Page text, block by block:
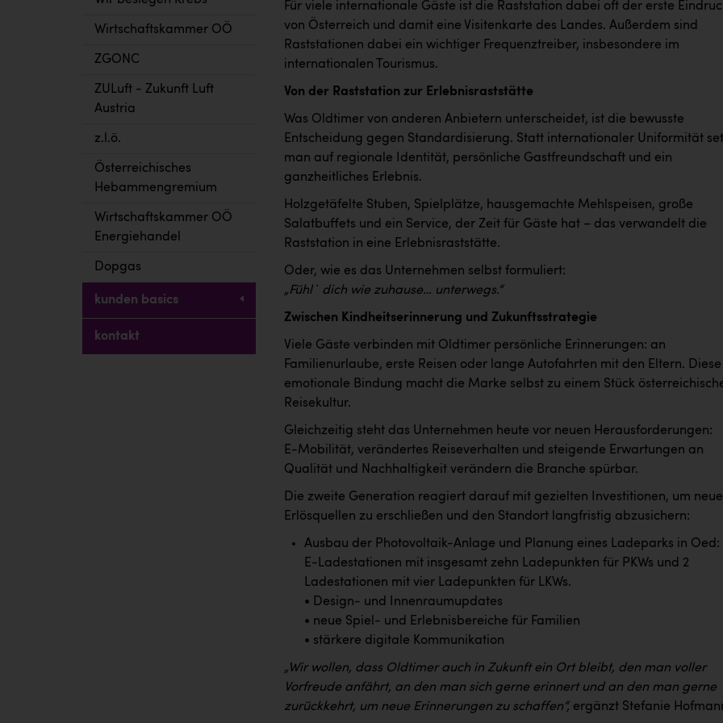
Wirtschaftskammer OÖ
ZGONC
ZULuft - Zukunft Luft
Austria
z.l.ö.
Österreichisches
Hebammengremium
Wirtschaftskammer OÖ
Energiehandel
Dopgas
kunden basics
kontakt
Für viele internationale Gäste ist die Raststation dabei oft der erste
von Österreich und damit eine Visitenkarte des Landes. Außerdem sind
Raststationen dabei ein wichtiger Frequenztreiber, insbesondere im
internationalen Tourismus.
Von der Raststation zur Erlebnisraststätte
Was Oldtimer von anderen Anbietern unterscheidet, ist die bewusste
Entscheidung gegen Standardisierung. Statt internationaler Uniformität
man auf regionale Identität, persönliche Gastfreundschaft und ein
ganzheitliches Erlebnis.
Holzgetäfelte Stuben, Spielplätze, hausgemachte Mehlspeisen, große
Salatbuffets und ein Service, der Zeit für Gäste hat – das verwandelt die
Raststation in eine Erlebnisraststätte.
Oder, wie es das Unternehmen selbst formuliert:
„Fühl` dich wie zuhause… unterwegs.“
Zwischen Kindheitserinnerung und Zukunftsstrategie
Viele Gäste verbinden mit Oldtimer persönliche Erinnerungen: an
Familienurlaube, erste Reisen oder lange Autofahrten mit den Eltern. Diese
emotionale Bindung macht die Marke selbst zu einem Stück
Reisekultur.
Gleichzeitig steht das Unternehmen heute vor neuen Herausforderungen:
E-Mobilität, verändertes Reiseverhalten und steigende Erwartungen an
Qualität und Nachhaltigkeit verändern die Branche spürbar.
Die zweite Generation reagiert darauf mit gezielten Investitionen, um neue
Erlösquellen zu erschließen und den Standort langfristig abzusichern:
Ausbau der Photovoltaik-Anlage und Planung eines Ladeparks in Oed:
E-Ladestationen mit insgesamt zehn Ladepunkten für PKWs und 2
Ladestationen mit vier Ladepunkten für LKWs.
• Design- und Innenraumupdates
• neue Spiel- und Erlebnisbereiche für Familien
• stärkere digitale Kommunikation
„Wir wollen, dass Oldtimer auch in Zukunft ein Ort bleibt, den man voller
Vorfreude anfährt, an den man sich gerne erinnert und an den man gerne
zurückkehrt, um neue Erinnerungen zu schaffen“, ergänzt Stefanie